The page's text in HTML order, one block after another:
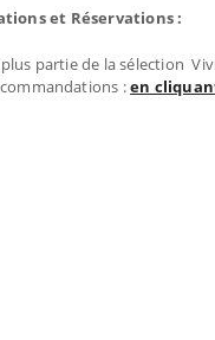
et Réservations :
partie de la sélection
:en